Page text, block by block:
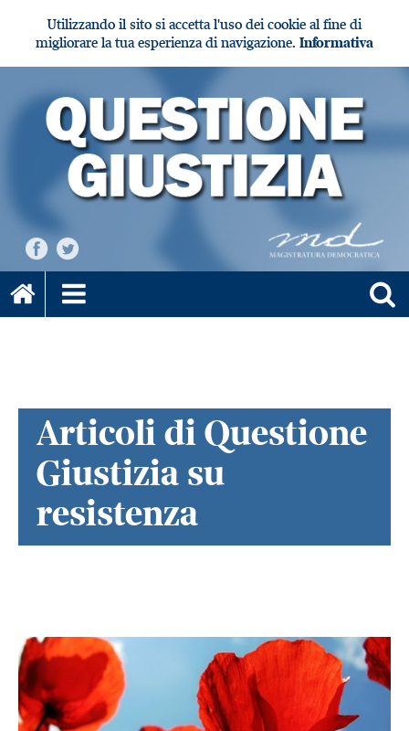
Utilizzando il sito si accetta l'uso dei cookie al fine di
migliorare la tua esperienza di navigazione. Informativa
Articoli di Questione
Giustizia su
resistenza